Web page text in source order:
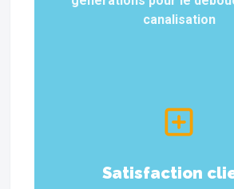
canalisation
Satisfaction